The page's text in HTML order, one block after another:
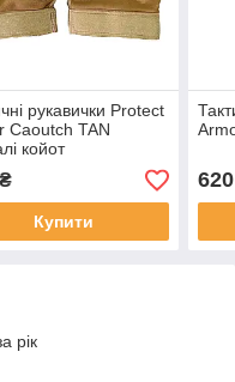
рукавички Protect
Caoutch TAN
койот
Купити
620
рік